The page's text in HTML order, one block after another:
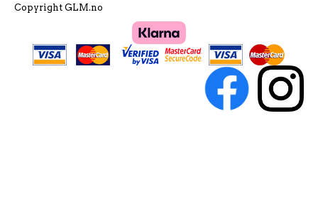
Copyright GLM.no